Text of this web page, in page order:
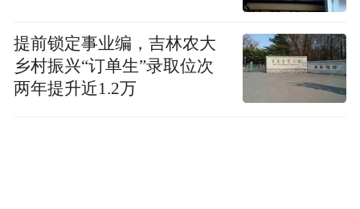
岛内舆论认为，郑丽文此行若能有利于两岸
和平，势必受到国际社会关注，外界不妨给
予祝福，暂时抛开小鼻子小眼睛的政治算
计。毕竟，在愈来愈不确定的时代，谁也不
提前锁定事业编，吉林农大
乡村振兴“订单生”录取位次
两年提升近1.2万